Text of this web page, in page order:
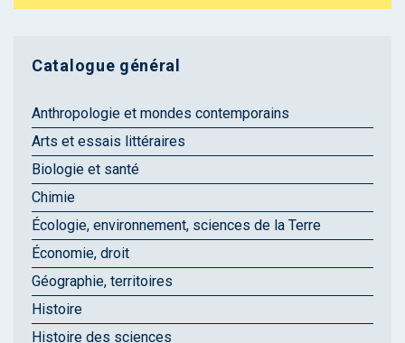
Catalogue général
Anthropologie et mondes contemporains
Arts et essais littéraires
Biologie et santé
Chimie
Écologie, environnement, sciences de la Terre
Économie, droit
Géographie, territoires
Histoire
Histoire des sciences